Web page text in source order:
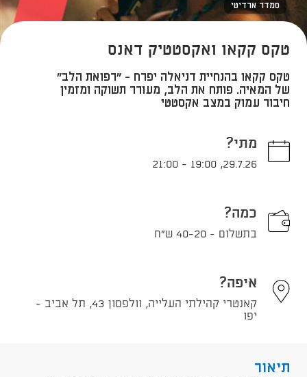
סמדר ארדיטי
טקס קקאו ואקסטטיק דאנס
טקס קקאו בהנחיית דניאלה יפרח - "רפואת הלב"
של המאיה. פותח את הלב, מעורר תשוקה ומזמין
חיבור עמוק במצב אקסטטי
מתי?
29.7.26
,
19:00
-
21:00
כמה?
בתשלום - 40-20 ש"ח
איפה?
קאנטרי קהילתי העלייה, וולפסון 43, תל אביב -
יפו
תיאור